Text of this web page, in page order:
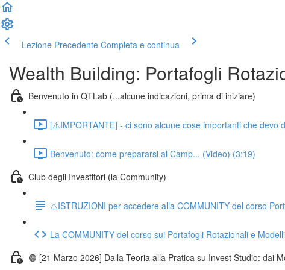
Lezione Precedente Completa e continua
Wealth Building: Portafogli
Benvenuto in QTLab (...alcune indicazioni, prima di iniziare)
[⚠️IMPORTANTE] - ci sono alcune cose importanti che devo
Benvenuto: come prepararsi al Camp... (Video) (3:19)
Club degli Investitori (la Community)
⚠️ISTRUZIONI per accedere alla COMMUNITY del corso
La COMMUNITY del corso sui Portafogli Rotazionali e
🟢 [21 Marzo 2026] Dalla Teoria alla Pratica su Invest Studio: dai